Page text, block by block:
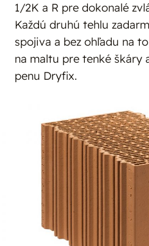
1/2K a R pre dokonalé
Každú druhú tehlu
spojiva a bez ohľadu na
na maltu pre tenké škáry
penu Dryfix.